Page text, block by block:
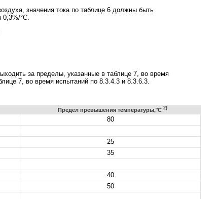
значения тока по таблице 6 должны быть
0,3%/°С.
за пределы, указанные в таблице 7, во время
7, во время испытаний по 8.3.4.3 и 8.3.6.3.
Предел превышения температуры,°С 2)
80
25
35
40
50